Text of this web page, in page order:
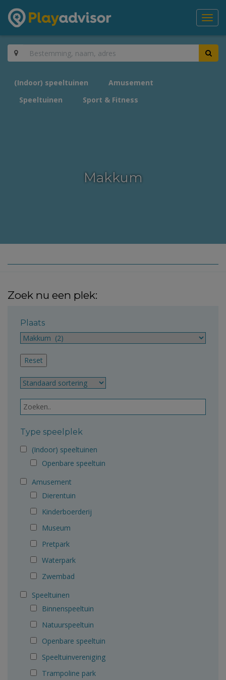
(Indoor) speeltuinen
Amusement
Speeltuinen
Sport & Fitness
Makkum
Zoek nu een plek:
Plaats
Type speelplek
(Indoor) speeltuinen
Openbare speeltuin
Amusement
Dierentuin
Kinderboerderij
Museum
Pretpark
Waterpark
Zwembad
Speeltuinen
Binnenspeeltuin
Natuurspeeltuin
Openbare speeltuin
Speeltuinvereniging
Trampoline park